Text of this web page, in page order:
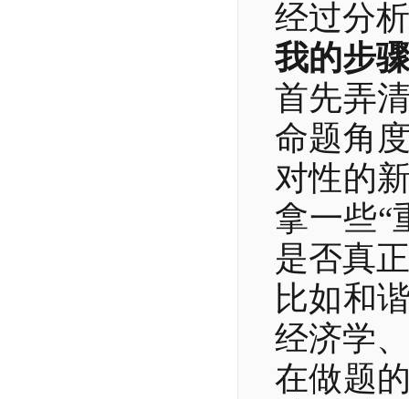
经过分
我的步
首先弄
命题角
对性的
拿一些“
是否真
比如和
经济学
在做题